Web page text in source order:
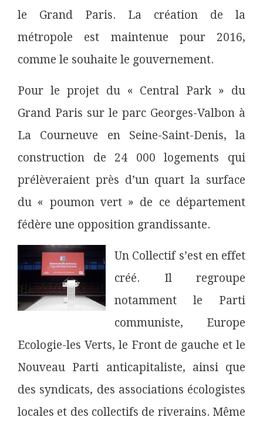
le Grand Paris. La création de la
métropole est maintenue pour 2016,
comme le souhaite le gouvernement.
Pour le projet du « Central Park » du
Grand Paris sur le parc Georges-Valbon à
La Courneuve en Seine-Saint-Denis, la
construction de 24 000 logements qui
prélèveraient près d’un quart la surface
du « poumon vert » de ce département
fédère une opposition grandissante.
Un Collectif s’est en effet
créé. Il regroupe
notamment le Parti
communiste, Europe
Ecologie-les Verts, le Front de gauche et le
Nouveau Parti anticapitaliste, ainsi que
des syndicats, des associations écologistes
locales et des collectifs de riverains. Même